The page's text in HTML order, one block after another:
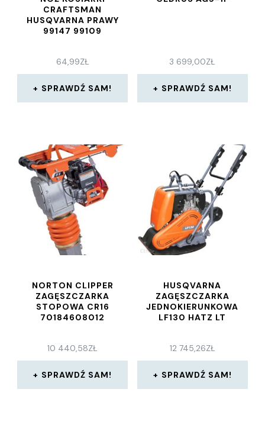
CRAFTSMAN
HUSQVARNA PRAWY
99147 99109
64,99ZŁ
SPRAWDŹ SAM!
3 699,00ZŁ
SPRAWDŹ SAM!
NORTON CLIPPER
ZAGĘSZCZARKA
STOPOWA CR16
70184608012
10 440,58ZŁ
SPRAWDŹ SAM!
HUSQVARNA
ZAGĘSZCZARKA
JEDNOKIERUNKOWA
LF130 HATZ LT
12 745,26ZŁ
SPRAWDŹ SAM!